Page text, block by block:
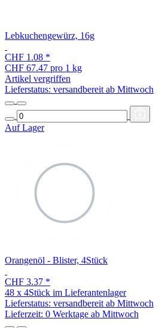
Lebkuchengewürz, 16g
CHF 1.08 *
CHF 67.47 pro 1 kg
Artikel vergriffen
Lieferstatus: versandbereit ab Mittwoch
Auf Lager
Orangenöl - Blister, 4Stück
CHF 3.37 *
48 x 4Stück im Lieferantenlager
Lieferstatus: versandbereit ab Mittwoch
Lieferzeit: 0 Werktage ab Mittwoch